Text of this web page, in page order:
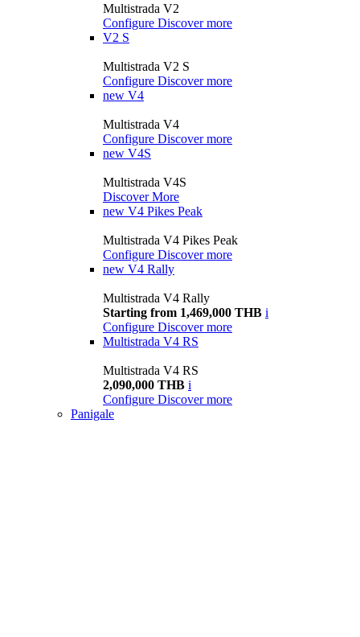
Multistrada V2
Configure Discover more
V2 S
Multistrada V2 S
Configure Discover more
new V4
Multistrada V4
Configure Discover more
new V4S
Multistrada V4S
Discover More
new V4 Pikes Peak
Multistrada V4 Pikes Peak
Configure Discover more
new V4 Rally
Multistrada V4 Rally
Starting from 1,469,000 THB i
Configure Discover more
Multistrada V4 RS
Multistrada V4 RS
2,090,000 THB i
Configure Discover more
Panigale